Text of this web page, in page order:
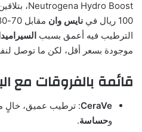
100 ريال في
نايس وان
الترطيب فيه أعمق بسبب
موجودة بسعر أقل، لكن ما توصل
قائمة بالفروقات مع
CeraVe: ترطيب عميق، خالٍ
وحساسة.